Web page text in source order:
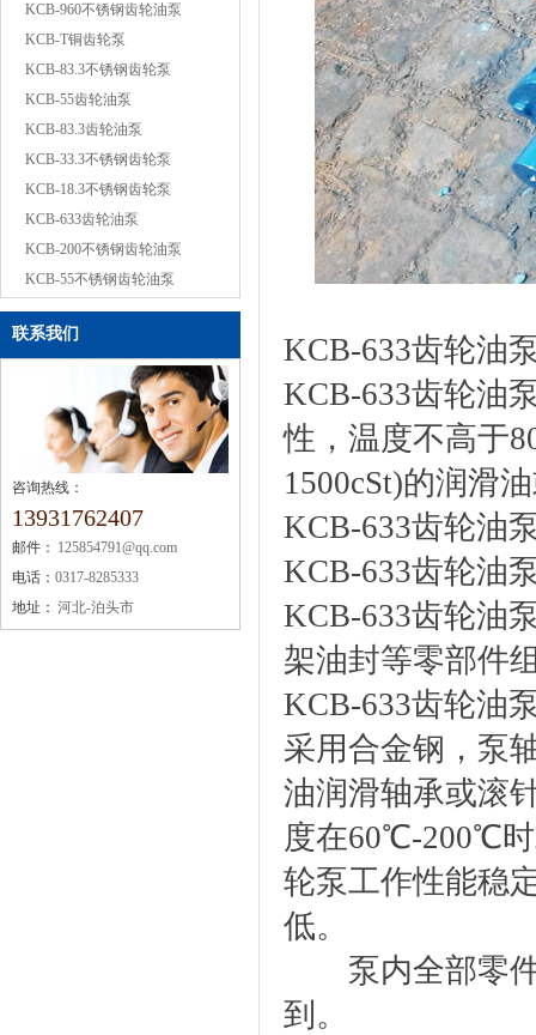
KCB-960不锈钢齿轮油泵
KCB-T铜齿轮泵
KCB-83.3不锈钢齿轮泵
KCB-55齿轮油泵
KCB-83.3齿轮油泵
KCB-33.3不锈钢齿轮泵
KCB-18.3不锈钢齿轮泵
KCB-633齿轮油泵
KCB-200不锈钢齿轮油泵
KCB-55不锈钢齿轮油泵
联系我们
咨询热线：
13931762407
邮件： 125854791@qq.com
电话： 0317-8285333
地址： 河北-泊头市
KCB-633齿轮油
KCB-633齿轮油
性，温度不高于
1500cSt)的润滑
KCB-633齿轮油
KCB-633齿轮油
KCB-633齿轮油
架油封等零部件
KCB-633齿轮油
采用合金钢，泵
油润滑轴承或滚
度在60℃-200℃
轮泵工作性能稳
低。
泵内全部零件
到。